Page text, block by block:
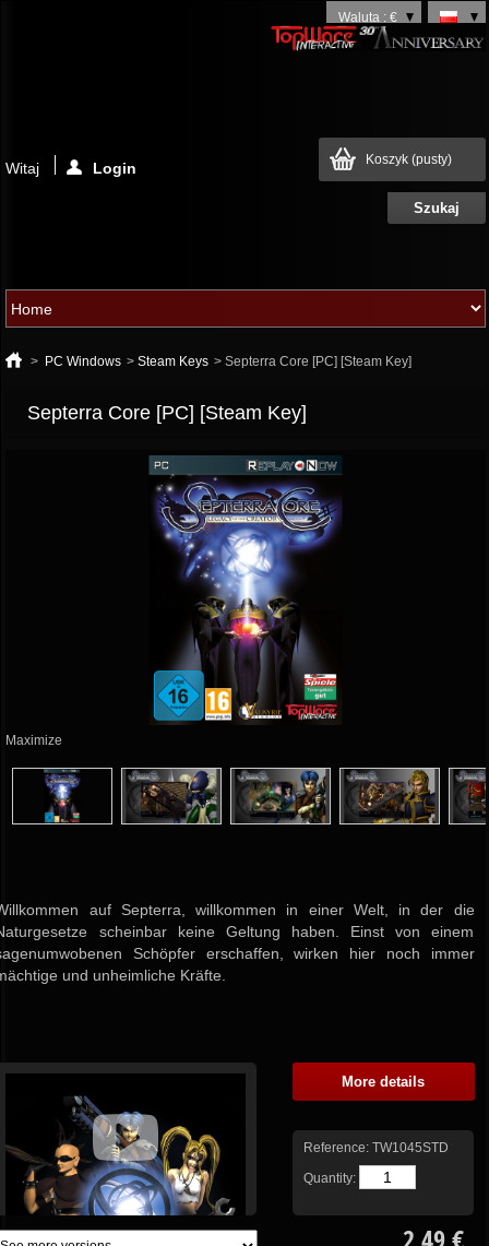
Waluta : €
Koszyk (pusty)
Witaj Login
> PC Windows > Steam Keys > Septerra Core [PC] [Steam Key]
Septerra Core [PC] [Steam Key]
Maximize
auf Septerra, willkommen in einer Welt, in der die
scheinbar keine Geltung haben. Einst von einem
Schöpfer erschaffen, wirken hier noch immer
und unheimliche Kräfte.
More details
Reference: TW1045STD
Quantity: